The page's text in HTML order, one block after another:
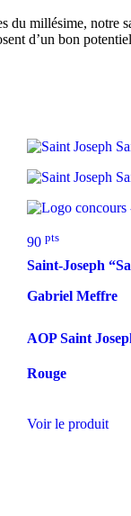
millésime, notre
d’un bon
90 pts
Saint-Joseph
Gabriel Meffre
AOP Saint
Rouge
Voir le produit